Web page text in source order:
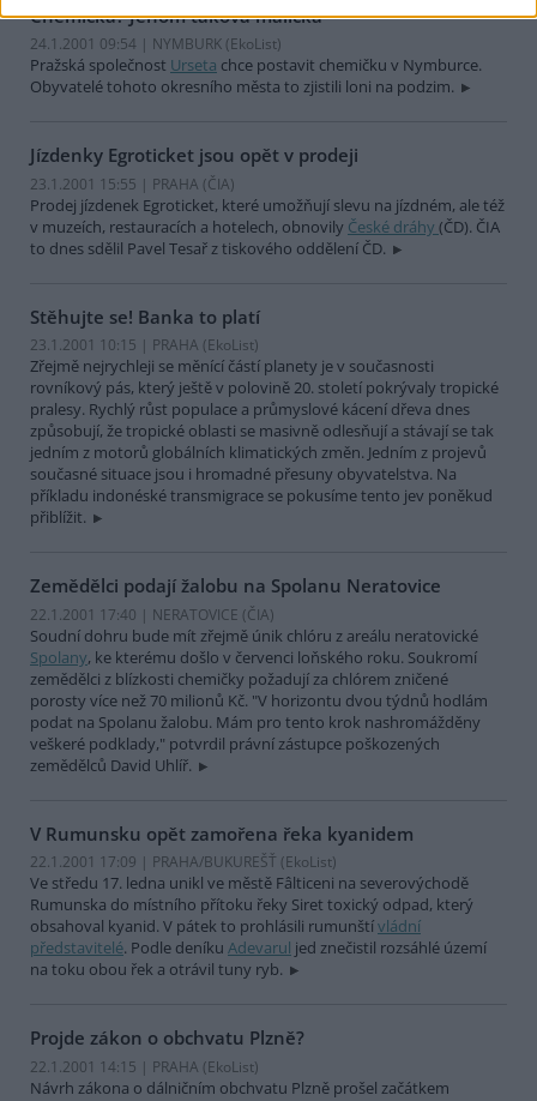
Chemička? Jenom taková maličká
24.1.2001 09:54 | NYMBURK (EkoList)
Pražská společnost Urseta chce postavit chemičku v Nymburce.
Obyvatelé tohoto okresního města to zjistili loni na podzim.
Jízdenky Egroticket jsou opět v prodeji
23.1.2001 15:55 | PRAHA (ČIA)
Prodej jízdenek Egroticket, které umožňují slevu na jízdném, ale též
v muzeích, restauracích a hotelech, obnovily České dráhy (ČD). ČIA
to dnes sdělil Pavel Tesař z tiskového oddělení ČD.
Stěhujte se! Banka to platí
23.1.2001 10:15 | PRAHA (EkoList)
Zřejmě nejrychleji se měnící částí planety je v současnosti
rovníkový pás, který ještě v polovině 20. století pokrývaly tropické
pralesy. Rychlý růst populace a průmyslové kácení dřeva dnes
způsobují, že tropické oblasti se masivně odlesňují a stávají se tak
jedním z motorů globálních klimatických změn. Jedním z projevů
současné situace jsou i hromadné přesuny obyvatelstva. Na
příkladu indonéské transmigrace se pokusíme tento jev poněkud
přiblížit.
Zemědělci podají žalobu na Spolanu Neratovice
22.1.2001 17:40 | NERATOVICE (ČIA)
Soudní dohru bude mít zřejmě únik chlóru z areálu neratovické
Spolany, ke kterému došlo v červenci loňského roku. Soukromí
zemědělci z blízkosti chemičky požadují za chlórem zničené
porosty více než 70 milionů Kč. "V horizontu dvou týdnů hodlám
podat na Spolanu žalobu. Mám pro tento krok nashromážděny
veškeré podklady," potvrdil právní zástupce poškozených
zemědělců David Uhlíř.
V Rumunsku opět zamořena řeka kyanidem
22.1.2001 17:09 | PRAHA/BUKUREŠŤ (EkoList)
Ve středu 17. ledna unikl ve městě Fâlticeni na severovýchodě
Rumunska do místního přítoku řeky Siret toxický odpad, který
obsahoval kyanid. V pátek to prohlásili rumunštívládní
představitelé. Podle deníku Adevarul jed znečistil rozsáhlé území
na toku obou řek a otrávil tuny ryb.
Projde zákon o obchvatu Plzně?
22.1.2001 14:15 | PRAHA (EkoList)
Návrh zákona o dálničním obchvatu Plzně prošel začátkem